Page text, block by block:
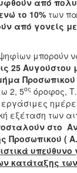
το 10% των
από γονείς με
μπορούν
25 Αυγούστου
2, 5ος όροφος,
εργάσιμες
εξέταση των
στο
Προσωπικού (
υπεύθυνο
κατάταξης